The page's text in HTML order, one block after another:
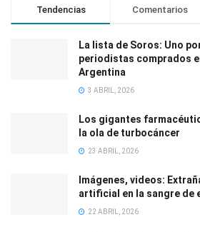
Tendencias Comentarios
La lista de Soros: Uno
periodistas comprados
Argentina
3 ABRIL, 2026
Los gigantes
la ola de turbocáncer
23 ABRIL, 2026
Imágenes, videos:
artificial en la sangre de
22 ABRIL, 2026